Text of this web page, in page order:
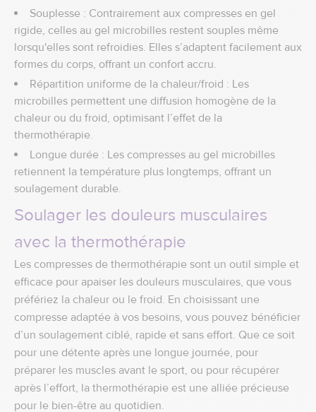
Souplesse : Contrairement aux compresses en gel
rigide, celles au gel microbilles restent souples même
lorsqu'elles sont refroidies. Elles s’adaptent facilement aux
formes du corps, offrant un confort accru.
Répartition uniforme de la chaleur/froid : Les
microbilles permettent une diffusion homogène de la
chaleur ou du froid, optimisant l’effet de la
thermothérapie.
Longue durée : Les compresses au gel microbilles
retiennent la température plus longtemps, offrant un
soulagement durable.
Soulager les douleurs musculaires
avec la thermothérapie
Les compresses de thermothérapie sont un outil simple et
efficace pour apaiser les douleurs musculaires, que vous
préfériez la chaleur ou le froid. En choisissant une
compresse adaptée à vos besoins, vous pouvez bénéficier
d’un soulagement ciblé, rapide et sans effort. Que ce soit
pour une détente après une longue journée, pour
préparer les muscles avant le sport, ou pour récupérer
après l’effort, la thermothérapie est une alliée précieuse
pour le bien-être au quotidien.